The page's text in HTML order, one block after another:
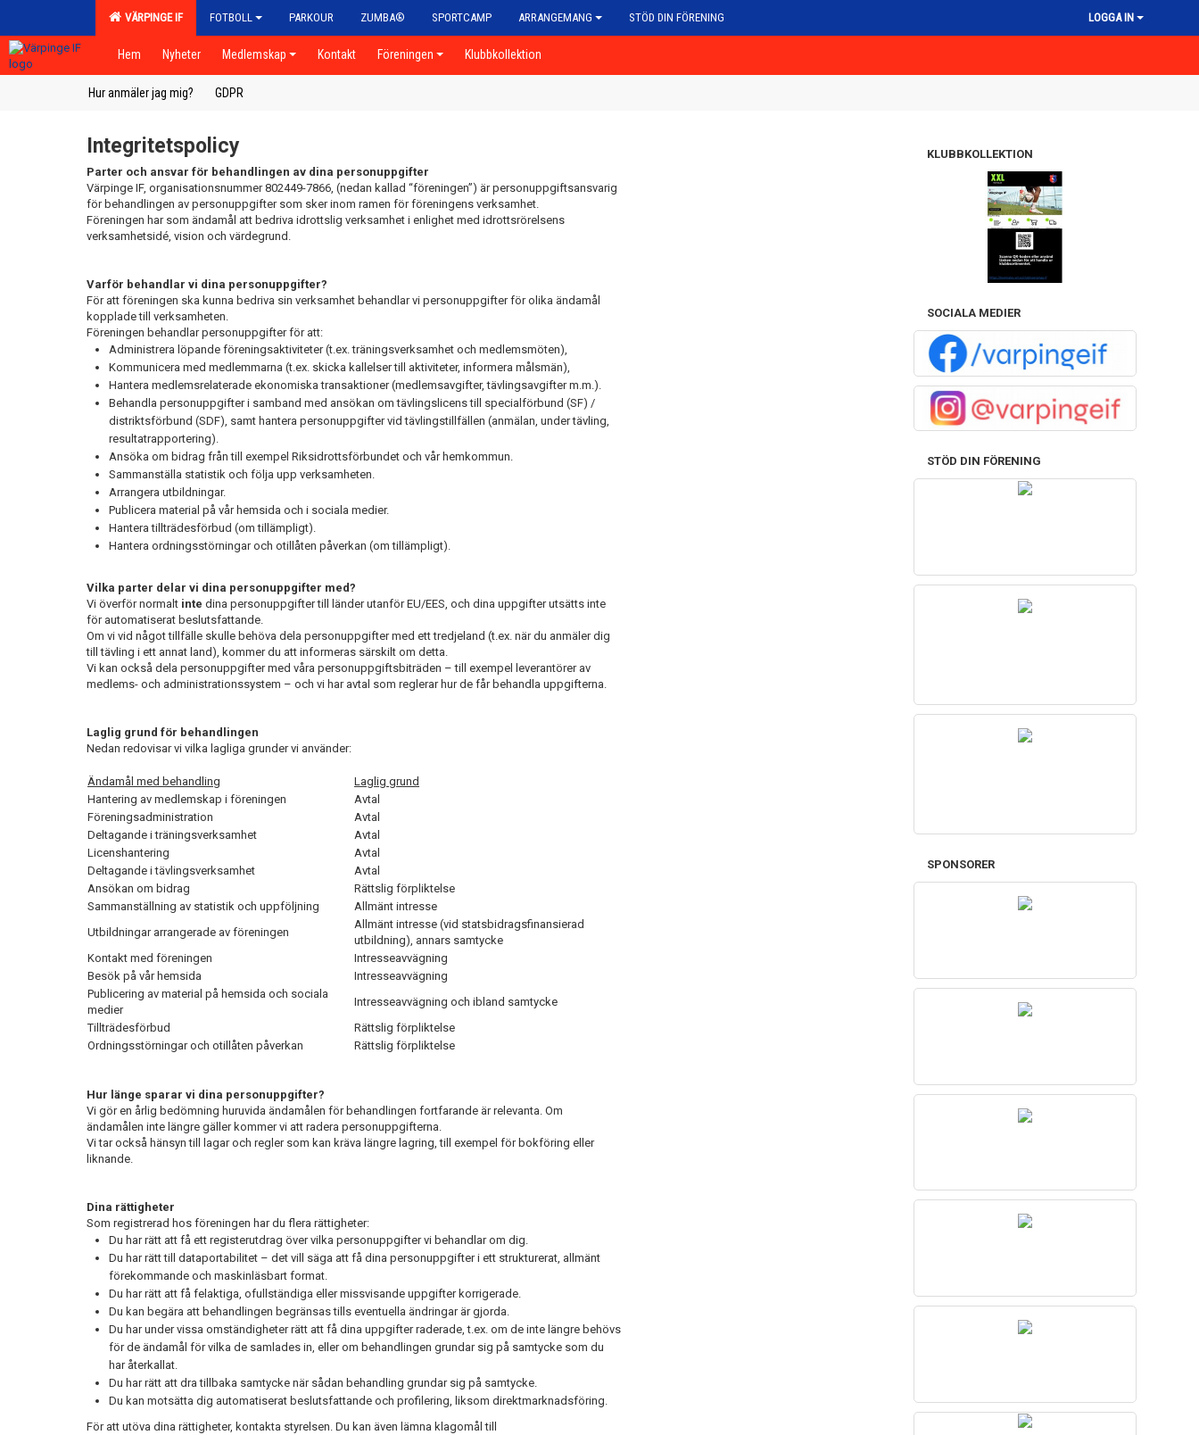
VÄRPINGE IF FOTBOLL PARKOUR ZUMBA® SPORTCAMP ARRANGEMANG STÖD DIN FÖRENING LOGGA IN
Hem Nyheter Medlemskap Kontakt Föreningen Klubbkollektion
Hur anmäler jag mig? GDPR
Integritetspolicy
Parter och ansvar för behandlingen av dina personuppgifter
Värpinge IF, organisationsnummer 802449-7866, (nedan kallad “föreningen”) är personuppgiftsansvarig
för behandlingen av personuppgifter som sker inom ramen för föreningens verksamhet.
Föreningen har som ändamål att bedriva idrottslig verksamhet i enlighet med idrottsrörelsens
verksamhetsidé, vision och värdegrund.
Varför behandlar vi dina personuppgifter?
För att föreningen ska kunna bedriva sin verksamhet behandlar vi personuppgifter för olika ändamål
kopplade till verksamheten.
Föreningen behandlar personuppgifter för att:
Administrera löpande föreningsaktiviteter (t.ex. träningsverksamhet och medlemsmöten),
Kommunicera med medlemmarna (t.ex. skicka kallelser till aktiviteter, informera målsmän),
Hantera medlemsrelaterade ekonomiska transaktioner (medlemsavgifter, tävlingsavgifter m.m.).
Behandla personuppgifter i samband med ansökan om tävlingslicens till specialförbund (SF) /
distriktsförbund (SDF), samt hantera personuppgifter vid tävlingstillfällen (anmälan, under tävling,
resultatrapportering).
Ansöka om bidrag från till exempel Riksidrottsförbundet och vår hemkommun.
Sammanställa statistik och följa upp verksamheten.
Arrangera utbildningar.
Publicera material på vår hemsida och i sociala medier.
Hantera tillträdesförbud (om tillämpligt).
Hantera ordningsstörningar och otillåten påverkan (om tillämpligt).
Vilka parter delar vi dina personuppgifter med?
Vi överför normalt inte dina personuppgifter till länder utanför EU/EES, och dina uppgifter utsätts inte
för automatiserat beslutsfattande.
Om vi vid något tillfälle skulle behöva dela personuppgifter med ett tredjeland (t.ex. när du anmäler dig
till tävling i ett annat land), kommer du att informeras särskilt om detta.
Vi kan också dela personuppgifter med våra personuppgiftsbiträden – till exempel leverantörer av
medlems- och administrationssystem – och vi har avtal som reglerar hur de får behandla uppgifterna.
Laglig grund för behandlingen
Nedan redovisar vi vilka lagliga grunder vi använder:
Ändamål med behandling
Laglig grund
Hantering av medlemskap i föreningen
Avtal
Föreningsadministration
Avtal
Deltagande i träningsverksamhet
Avtal
Licenshantering
Avtal
Deltagande i tävlingsverksamhet
Avtal
Ansökan om bidrag
Rättslig förpliktelse
Sammanställning av statistik och uppföljning
Allmänt intresse
Utbildningar arrangerade av föreningen
Allmänt intresse (vid statsbidragsfinansierad
utbildning), annars samtycke
Kontakt med föreningen
Intresseavvägning
Besök på vår hemsida
Intresseavvägning
Publicering av material på hemsida och sociala
medier
Intresseavvägning och ibland samtycke
Tillträdesförbud
Rättslig förpliktelse
Ordningsstörningar och otillåten påverkan
Rättslig förpliktelse
Hur länge sparar vi dina personuppgifter?
Vi gör en årlig bedömning huruvida ändamålen för behandlingen fortfarande är relevanta. Om
ändamålen inte längre gäller kommer vi att radera personuppgifterna.
Vi tar också hänsyn till lagar och regler som kan kräva längre lagring, till exempel för bokföring eller
liknande.
Dina rättigheter
Som registrerad hos föreningen har du flera rättigheter:
Du har rätt att få ett registerutdrag över vilka personuppgifter vi behandlar om dig.
Du har rätt till dataportabilitet – det vill säga att få dina personuppgifter i ett strukturerat, allmänt
förekommande och maskinläsbart format.
Du har rätt att få felaktiga, ofullständiga eller missvisande uppgifter korrigerade.
Du kan begära att behandlingen begränsas tills eventuella ändringar är gjorda.
Du har under vissa omständigheter rätt att få dina uppgifter raderade, t.ex. om de inte längre behövs
för de ändamål för vilka de samlades in, eller om behandlingen grundar sig på samtycke som du
har återkallat.
Du har rätt att dra tillbaka samtycke när sådan behandling grundar sig på samtycke.
Du kan motsätta dig automatiserat beslutsfattande och profilering, liksom direktmarknadsföring.
För att utöva dina rättigheter, kontakta styrelsen. Du kan även lämna klagomål till
KLUBBKOLLEKTION
SOCIALA MEDIER
STÖD DIN FÖRENING
SPONSORER